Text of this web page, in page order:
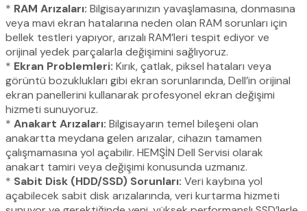
* RAM Arızaları: Bilgisayarınızın yavaşlamasına, donmasına
veya mavi ekran hatalarına neden olan RAM sorunları için
bellek testleri yapıyor, arızalı RAM’leri tespit ediyor ve
orijinal yedek parçalarla değişimini sağlıyoruz.
* Ekran Problemleri: Kırık, çatlak, piksel hataları veya
görüntü bozuklukları gibi ekran sorunlarında, Dell’in orijinal
ekran panellerini kullanarak profesyonel ekran değişimi
hizmeti sunuyoruz.
* Anakart Arızaları: Bilgisayarın temel bileşeni olan
anakartta meydana gelen arızalar, cihazın tamamen
çalışmamasına yol açabilir. HEMŞİN Dell Servisi olarak
anakart tamiri veya değişimi konusunda uzmanız.
* Sabit Disk (HDD/SSD) Sorunları: Veri kaybına yol
açabilecek sabit disk arızalarında, veri kurtarma hizmeti